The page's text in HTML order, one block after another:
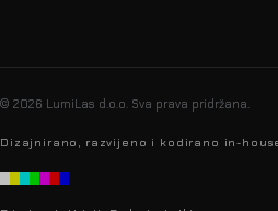
© 2026 LumiLas d.o.o. Sva prava pridržana.
Dizajnirano, razvijeno i kodirano in-